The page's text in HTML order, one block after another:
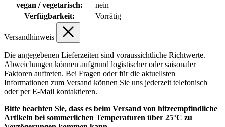
vegan / vegetarisch:
nein
Verfügbarkeit:
Vorrätig
Versandhinweis
Die angegebenen Lieferzeiten sind voraussichtliche Richtwerte.
Abweichungen können aufgrund logistischer oder saisonaler
Faktoren auftreten. Bei Fragen oder für die aktuellsten
Informationen zum Versand können Sie uns jederzeit telefonisch
oder per E-Mail kontaktieren.
Bitte beachten Sie, dass es beim Versand von hitzeempfindliche
Artikeln bei sommerlichen Temperaturen über 25°C zu